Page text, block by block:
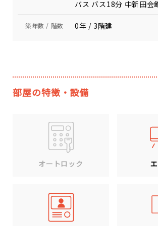
バス バス18分 中新田会
築年数 / 階数 0年 / 3階建
部屋の特徴・設備
オートロック